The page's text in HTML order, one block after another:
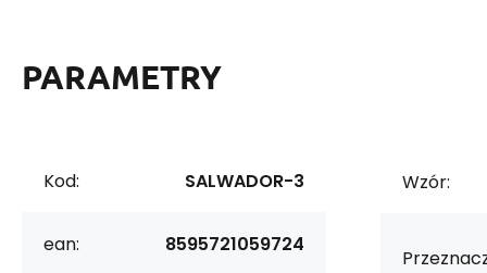
PARAMETRY
Kod: SALWADOR-3
ean: 8595721059724
Wzór: